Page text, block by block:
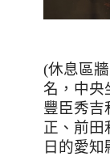
(休息區
名，中央
豐臣秀吉
正、前田
日的愛知